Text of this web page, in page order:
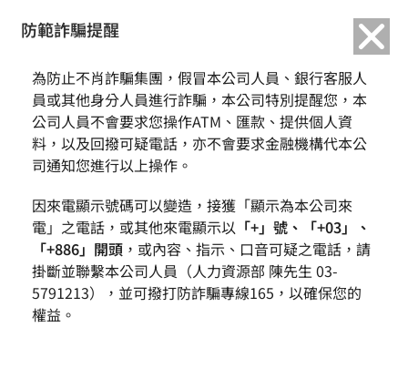
2023/04 搶救土耳其敘利
亞震災助援捐款
近期文章
防範詐騙提醒
為防止不肖詐騙集團，假冒本公司人員、銀行客服人
員或其他身分人員進行詐騙，本公司特別提醒您，本
公司人員不會要求您操作ATM、匯款、提供個人資
料，以及回撥可疑電話，亦不會要求金融機構代本公
司通知您進行以上操作。
因來電顯示號碼可以變造，接獲「顯示為本公司來
電」之電話，或其他來電顯示以 「+」號、「+03」、
「+886」開頭 ，或內容、指示、口音可疑之電話，請
掛斷並聯繫本公司人員（人力資源部 陳先生 03-
5791213），並可撥打防詐騙專線165，以確保您的
權益。